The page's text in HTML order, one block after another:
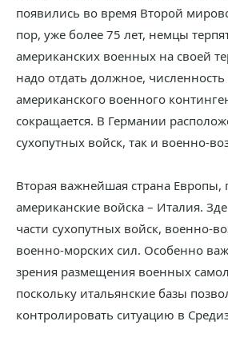
появились во время Второй
пор, уже более 75 лет, немцы
американских военных на своей
надо отдать должное, численность
американского военного
сокращается. В Германии
сухопутных войск, так и военно-
Вторая важнейшая страна
американские войска – Италия.
части сухопутных войск, военно-
военно-морских сил. Особенно
зрения размещения военных
поскольку итальянские базы
контролировать ситуацию в